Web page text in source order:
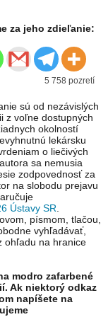
za jeho zdieľanie:
5 758 pozretí
sú od nezávislých
z voľne dostupných
okolností
lekársku
o liečivých
sa nemusia
zodpovednosť za
na slobodu prejavu
Ústavy SR
písmom, tlačou,
vyhľadávať,
ohľadu na hranice
modro zafarbené
Ak niektorý odkaz
napíšete na